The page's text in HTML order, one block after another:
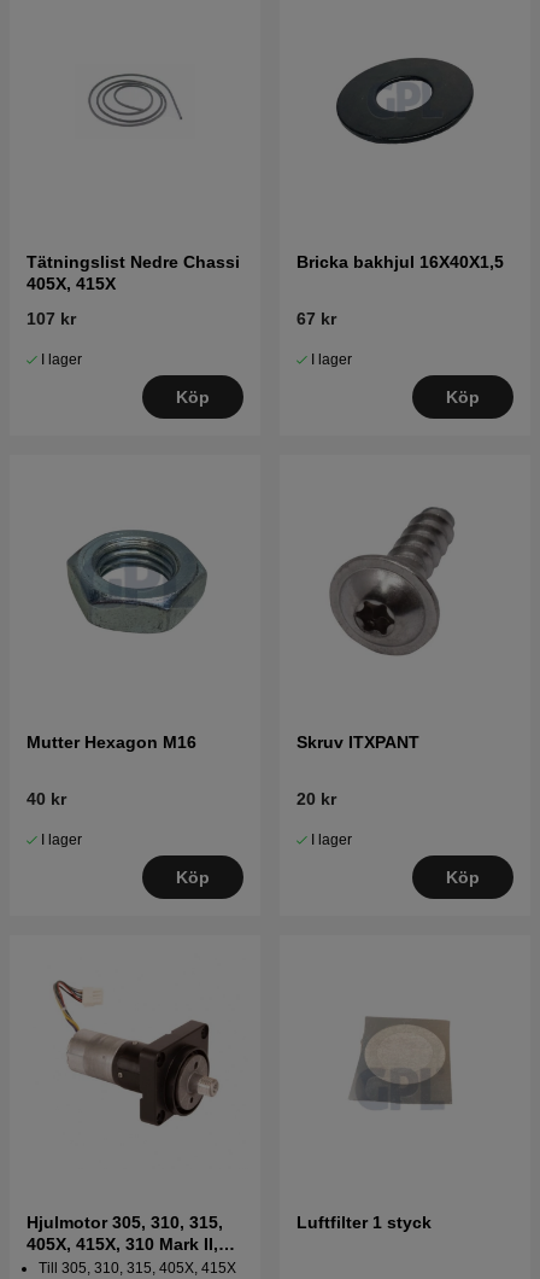
Tätningslist Nedre Chassi
405X, 415X
107 kr
I lager
Köp
Bricka bakhjul 16X40X1,5
67 kr
I lager
Köp
Mutter Hexagon M16
40 kr
I lager
Köp
Skruv ITXPANT
20 kr
I lager
Köp
Hjulmotor 305, 310, 315,
405X, 415X, 310 Mark II,
315 Mark II
Till 305, 310, 315, 405X, 415X
Luftfilter 1 styck